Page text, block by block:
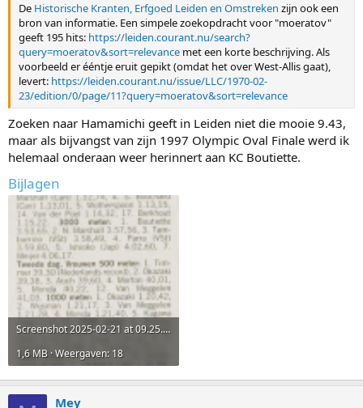
De Historische Kranten, Erfgoed Leiden en Omstreken zijn ook een
bron van informatie. Een simpele zoekopdracht voor "moeratov"
geeft 195 hits: https://leiden.courant.nu/search?
query=moeratov&sort=relevance met een korte beschrijving. Als
voorbeeld er ééntje eruit gepikt (omdat het over West-Allis gaat),
levert: https://leiden.courant.nu/issue/LLC/1970-02-
23/edition/0/page/11?query=moeratov&sort=relevance
Zoeken naar Hamamichi geeft in Leiden niet die mooie 9.43,
maar als bijvangst van zijn 1997 Olympic Oval Finale werd ik
helemaal onderaan weer herinnert aan KC Boutiette.
Bijlagen
Screenshot 2025-02-21 at 09.25.43.png
1,6 MB · Weergaven: 18
Mey